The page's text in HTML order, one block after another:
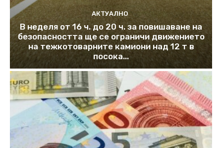
АКТУАЛНО
В неделя от 16 ч. до 20 ч. за повишаване на
безопасността ще се ограничи движението
на тежкотоварните камиони над 12 т в
посока...